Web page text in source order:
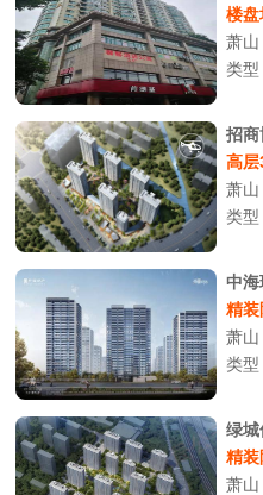
楼
萧山
类
招商
高
萧山
类
中
精
萧山
类
绿城
精
萧山